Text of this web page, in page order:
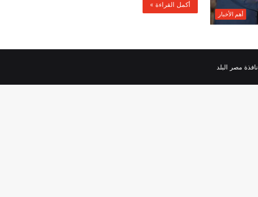
أهم الأخبار
أكمل القراءة »
نافذة مصر البلد